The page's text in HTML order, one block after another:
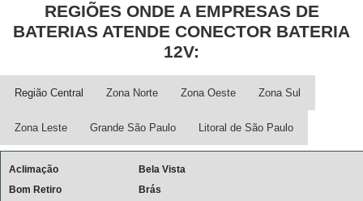
REGIÕES ONDE A EMPRESAS DE
BATERIAS ATENDE CONECTOR BATERIA
12V:
Região Central Zona Norte Zona Oeste Zona Sul
Zona Leste Grande São Paulo Litoral de São Paulo
Aclimação
Bela Vista
Bom Retiro
Brás